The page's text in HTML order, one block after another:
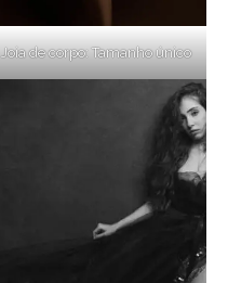
Joia de corpo: Tamanho único